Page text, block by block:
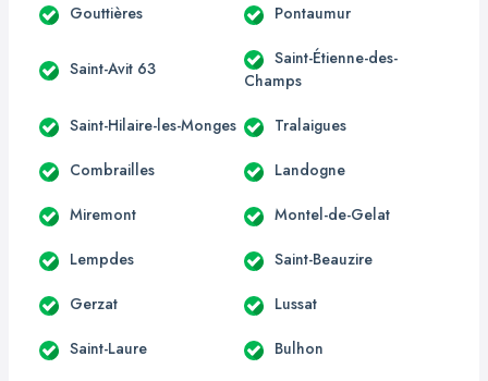
Gouttières Pontaumur
Saint-Avit 63
Saint-Étienne-des-
Champs
Saint-Hilaire-les-Monges Tralaigues
Combrailles Landogne
Miremont Montel-de-Gelat
Lempdes Saint-Beauzire
Gerzat Lussat
Saint-Laure Bulhon